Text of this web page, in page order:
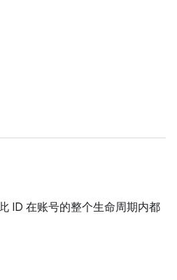
ID 在账号的整个生命周期内都